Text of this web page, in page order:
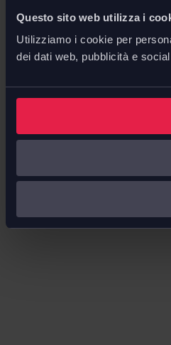
Questo sito web utilizza i
Utilizziamo i cookie per
dei dati web, pubblicità e